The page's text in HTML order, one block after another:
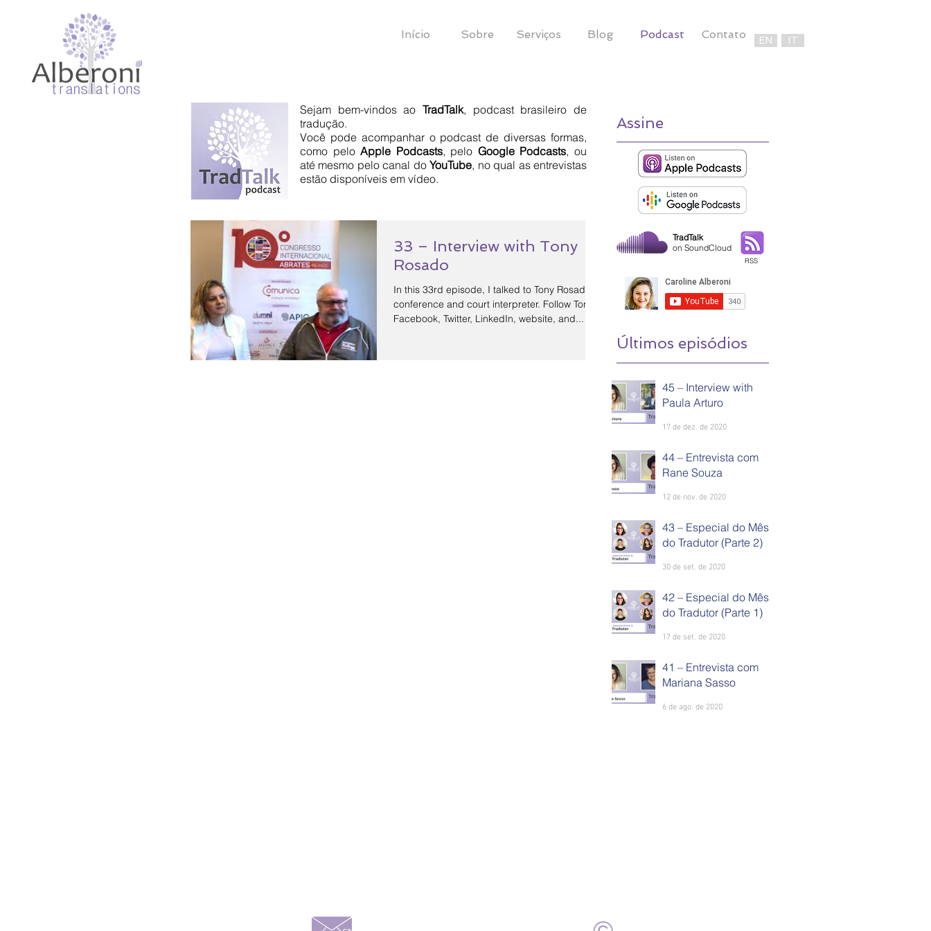
Início Sobre Serviços Blog Podcast Contato EN IT
Sejam bem-vindos ao TradTalk, podcast brasileiro de
tradução.
​Você pode acompanhar o podcast de diversas formas,
como peloApple Podcasts, pelo Google Podcasts, ou
até mesmo pelo canal doYouTube, no qual as entrevistas
estão disponíveis em vídeo.
33 – Interview with Tony
Rosado
In this 33rd episode, I talked to Tony Rosado,
conference and court interpreter. Follow Tony:
Facebook, Twitter, LinkedIn, website, and...
RSS
45 – Interview with
Paula Arturo
17 de dez. de 2020
44 – Entrevista com
Rane Souza
12 de nov. de 2020
43 – Especial do Mês
do Tradutor (Parte 2)
30 de set. de 2020
42 – Especial do Mês
do Tradutor (Parte 1)
17 de set. de 2020
41 – Entrevista com
Mariana Sasso
6 de ago. de 2020
Últimos episódios
Assine
TradTalk
on SoundCloud